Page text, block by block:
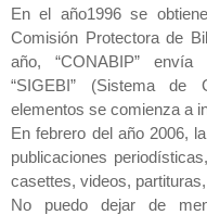
En el año1996 se
Comisión Protectora de
año, “CONABIP”
“SIGEBI” (Sistema de
elementos se comienza a
En febrero del año 2006,
publicaciones
casettes, videos,
No puedo dejar de